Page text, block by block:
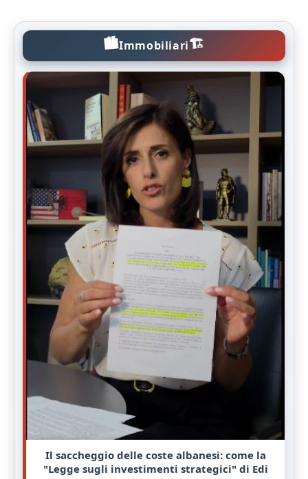
🏙️Immobiliari🏗️
Il saccheggio delle coste albanesi: come la
"Legge sugli investimenti strategici" di Edi